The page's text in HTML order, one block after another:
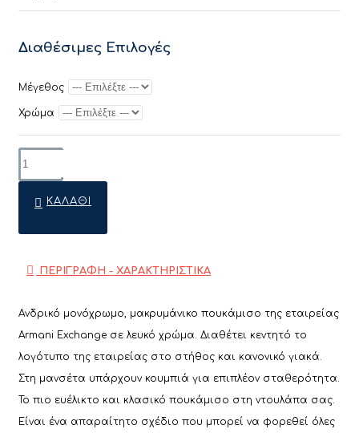
Διαθέσιμες Επιλογές
Μέγεθος
Χρώμα
ΚΑΛΆΘΙ
ΠΕΡΙΓΡΑΦΗ - ΧΑΡΑΚΤΗΡΙΣΤΙΚΑ
Ανδρικό μονόχρωμο, μακρυμάνικο πουκάμισο της εταιρείας
Armani Exchange σε λευκό χρώμα. Διαθέτει κεντητό το
λογότυπο της εταιρείας στο στήθος και κανονικό γιακά.
Στη μανσέτα υπάρχουν κουμπιά για επιπλέον σταθερότητα.
Το πιο ευέλικτο και κλασικό πουκάμισο στη ντουλάπα σας.
Είναι ένα απαραίτητο σχέδιο που μπορεί να φορεθεί όλες